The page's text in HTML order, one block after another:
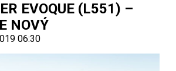
EVOQUE (L551) –
NOVÝ
06:30